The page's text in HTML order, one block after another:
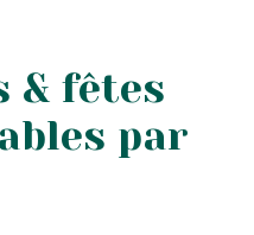
& fêtes
par